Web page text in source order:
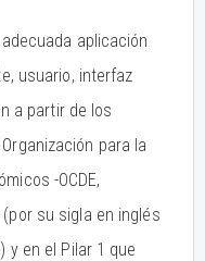
aplicación
usuario, interfaz
a partir de los
para la
-OCDE,
su sigla en inglés
y en el Pilar 1 que